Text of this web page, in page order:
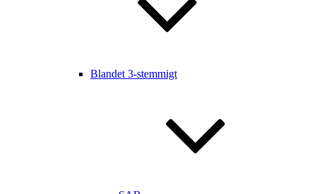
Blandet 3-stemmigt